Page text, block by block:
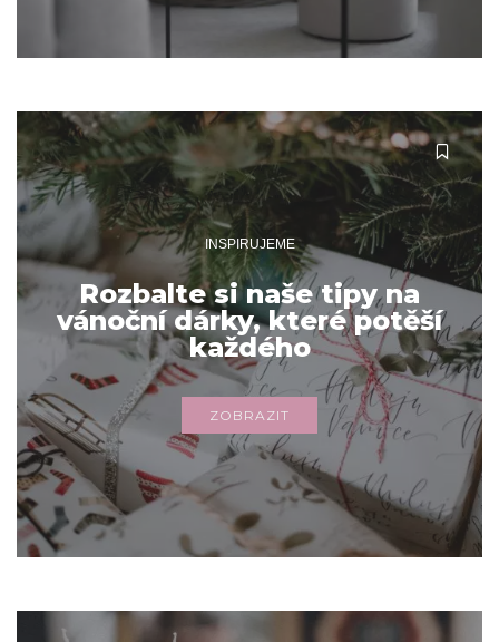
INSPIRUJEME
Rozbalte si naše tipy na
vánoční dárky, které potěší
každého
ZOBRAZIT